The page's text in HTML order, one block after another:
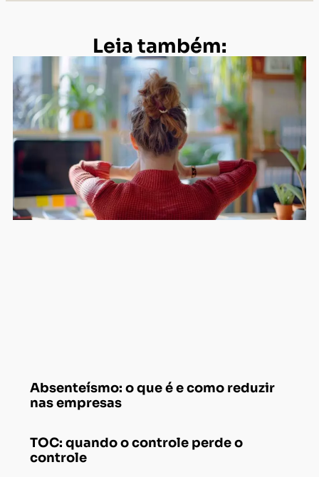
Leia também:
Absenteísmo: o que é e como reduzir
nas empresas
TOC: quando o controle perde o
controle